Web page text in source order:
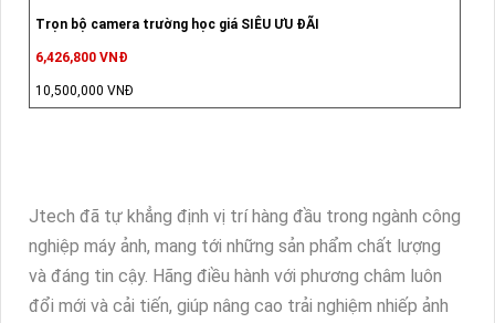
Trọn bộ camera trường học giá SIÊU ƯU ĐÃI
6,426,800 VNĐ
10,500,000 VNĐ
Jtech đã tự khẳng định vị trí hàng đầu trong ngành công
nghiệp máy ảnh, mang tới những sản phẩm chất lượng
và đáng tin cậy. Hãng điều hành với phương châm luôn
đổi mới và cải tiến, giúp nâng cao trải nghiệm nhiếp ảnh